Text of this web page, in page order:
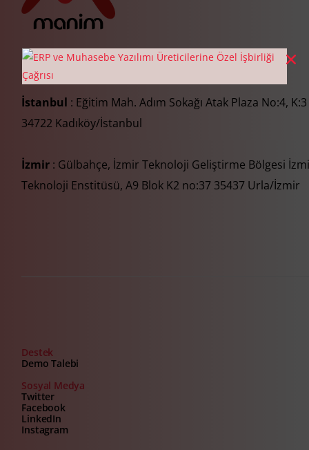
İstanbul : Eğitim Mah. Adım Sokağı Atak Plaza No:4,
34722 Kadıköy/İstanbul
İzmir : Gülbahçe, İzmir Teknoloji Geliştirme Bölgesi
Teknoloji Enstitüsü, A9 Blok K2 no:37 35437 Urla/İzmir
Destek
Demo Talebi
Sosyal Medya
Twitter
Facebook
LinkedIn
Instagram